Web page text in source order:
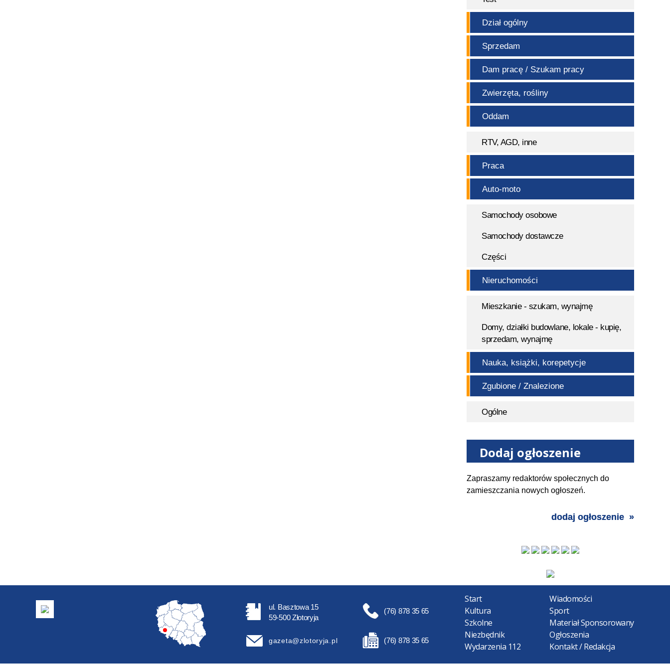
Dział ogólny
Sprzedam
Dam pracę / Szukam pracy
Zwierzęta, rośliny
Oddam
RTV, AGD, inne
Praca
Auto-moto
Samochody osobowe
Samochody dostawcze
Części
Nieruchomości
Mieszkanie - szukam, wynajmę
Domy, działki budowlane, lokale - kupię,
sprzedam, wynajmę
Nauka, książki, korepetycje
Zgubione / Znalezione
Ogólne
Dodaj ogłoszenie
Zapraszamy redaktorów społecznych do
zamieszczania nowych ogłoszeń.
dodaj ogłoszenie
ul. Basztowa 15
59-500 Złotoryja
gazeta@zlotoryja.pl
(76) 878 35 65
(76) 878 35 65
Start
Wiadomości
Kultura
Sport
Szkolne
Materiał Sponsorowany
Niezbędnik
Ogłoszenia
Wydarzenia 112
Kontakt / Redakcja